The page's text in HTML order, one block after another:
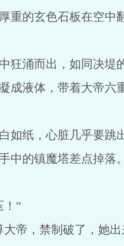
重的玄色石板在空中
狂涌而出，如同决堤
成液体，带着大帝
如纸，心脏几乎要跳
中的镇魔塔差点掉落。
！”
帝，禁制破了，她出